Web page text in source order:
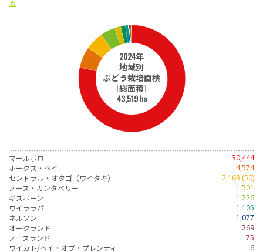
る
2024年
地域別
ぶどう栽培面積
［総面積］
43,519 ha
マールボロ
30,444
ホークス・ベイ
4,574
セントラル・オタゴ（ワイタキ）
2,163 (50)
ノース・カンタベリー
1,501
ギズボーン
1,226
ワイララパ
1,105
ネルソン
1,077
オークランド
269
ノースランド
75
ワイカト/ベイ・オブ・プレンティ
6